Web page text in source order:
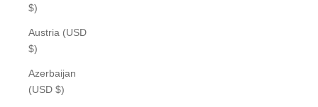
$)
Austria (USD
$)
Azerbaijan
(USD $)